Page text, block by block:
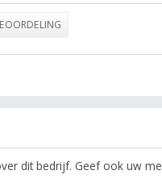
dit bedrijf. Geef ook uw